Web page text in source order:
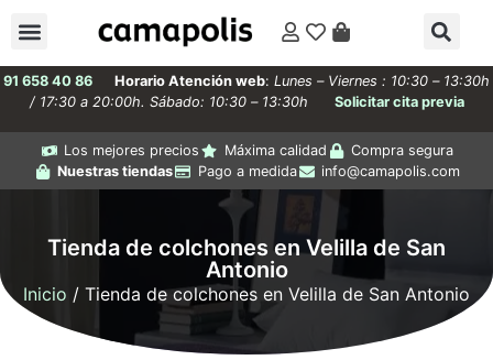
91 658 40 86 Horario Atención web: Lunes – Viernes : 10:30 – 13:30h
/ 17:30 a 20:00h. Sábado: 10:30 – 13:30h
Solicitar cita previa
Los mejores precios Máxima calidad
Compra segura
Nuestras tiendas
Pago a medida info@camapolis.com
Tienda de colchones en Velilla de San
Antonio
Inicio / Tienda de colchones en Velilla de San Antonio